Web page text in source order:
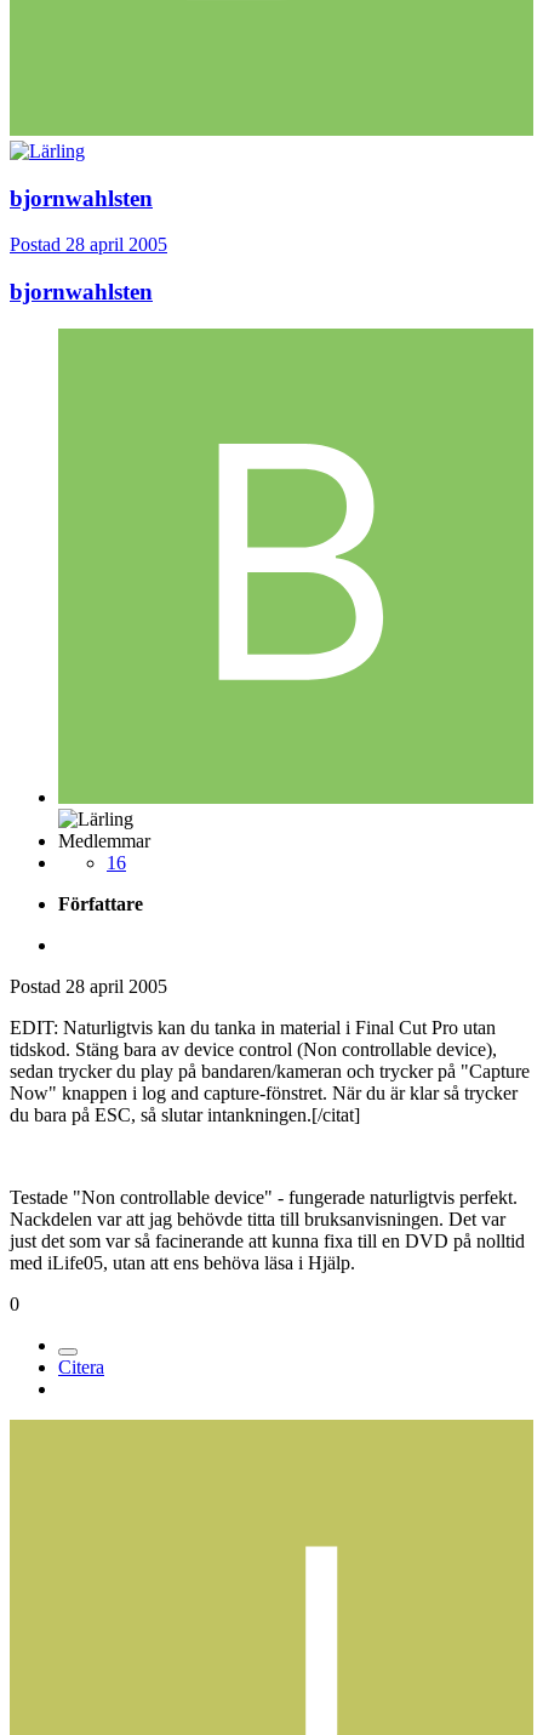
bjornwahlsten
Postad 28 april 2005
bjornwahlsten
Medlemmar
16
Författare
Postad 28 april 2005
EDIT: Naturligtvis kan du tanka in material i Final Cut Pro utan
tidskod. Stäng bara av device control (Non controllable device),
sedan trycker du play på bandaren/kameran och trycker på "Capture
Now" knappen i log and capture-fönstret. När du är klar så trycker
du bara på ESC, så slutar intankningen.[/citat]
Testade "Non controllable device" - fungerade naturligtvis perfekt.
Nackdelen var att jag behövde titta till bruksanvisningen. Det var
just det som var så facinerande att kunna fixa till en DVD på nolltid
med iLife05, utan att ens behöva läsa i Hjälp.
0
Citera